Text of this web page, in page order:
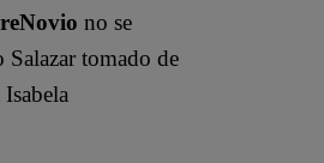
no se
Salazar tomado de